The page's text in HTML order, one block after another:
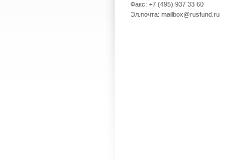
Факс: +7 (495) 937 33 60
Эл.почта: mailbox@rusfund.ru